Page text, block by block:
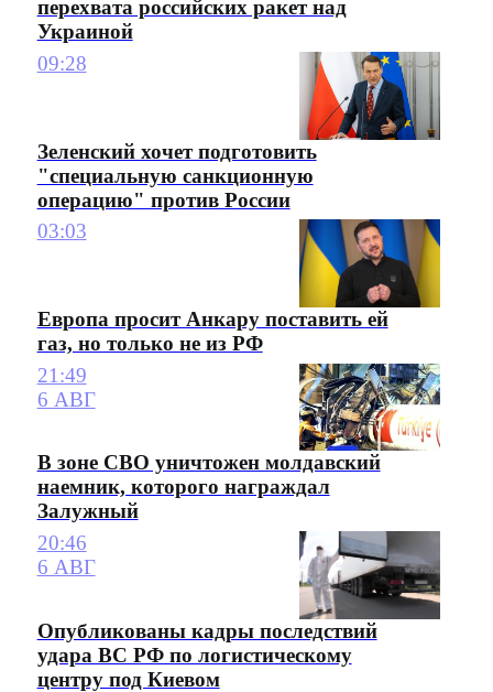
перехвата российских ракет над
Украиной
09:28
Зеленский хочет подготовить
"специальную санкционную
операцию" против России
03:03
Европа просит Анкару поставить ей
газ, но только не из РФ
21:49
6 АВГ
В зоне СВО уничтожен молдавский
наемник, которого награждал
Залужный
20:46
6 АВГ
Опубликованы кадры последствий
удара ВС РФ по логистическому
центру под Киевом